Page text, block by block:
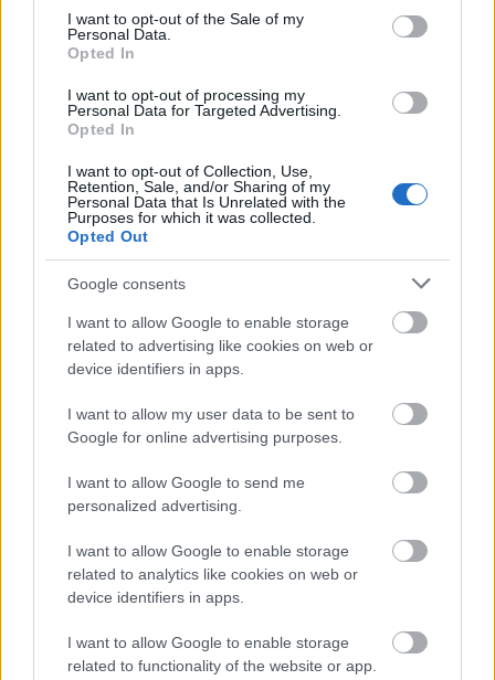
consent section.
I want to opt-out of the Sale of my
Personal Data.
Opted In
I want to opt-out of processing my
Personal Data for Targeted Advertising.
Opted In
I want to opt-out of Collection, Use,
Retention, Sale, and/or Sharing of my
Personal Data that Is Unrelated with the
Purposes for which it was collected.
Opted Out
Google consents
I want to allow Google to enable storage
related to advertising like cookies on web or
device identifiers in apps.
I want to allow my user data to be sent to
Google for online advertising purposes.
I want to allow Google to send me
personalized advertising.
I want to allow Google to enable storage
related to analytics like cookies on web or
device identifiers in apps.
I want to allow Google to enable storage
related to functionality of the website or app.
Szerző: Sáfián FanniA dán alternatív energetikai
szabadságharcos professzor, Henrik Lund legújabb munkájáról
szóló könyvismertető elolvasható a Corvinus Egyetem Kovász
folyóiratának legfrissebb számában...
Energiabox A szén reneszánsza Magyarországon
16:39:49
Szerző: Sáfián Fanni2013 óta a nukleáris fűtőelemek utána újra a
szén a legnagyobb (energia)mennyiségben felhasznált
energiahordozó Magyarországon, átvéve az egy évtizedes
sikertörténete után a földgáztól a vezető szerepet...
Belépve többet láthatsz.Itt beléphetsz
felhasználási feltételek adatvédelmi tájékoztató
módosítása